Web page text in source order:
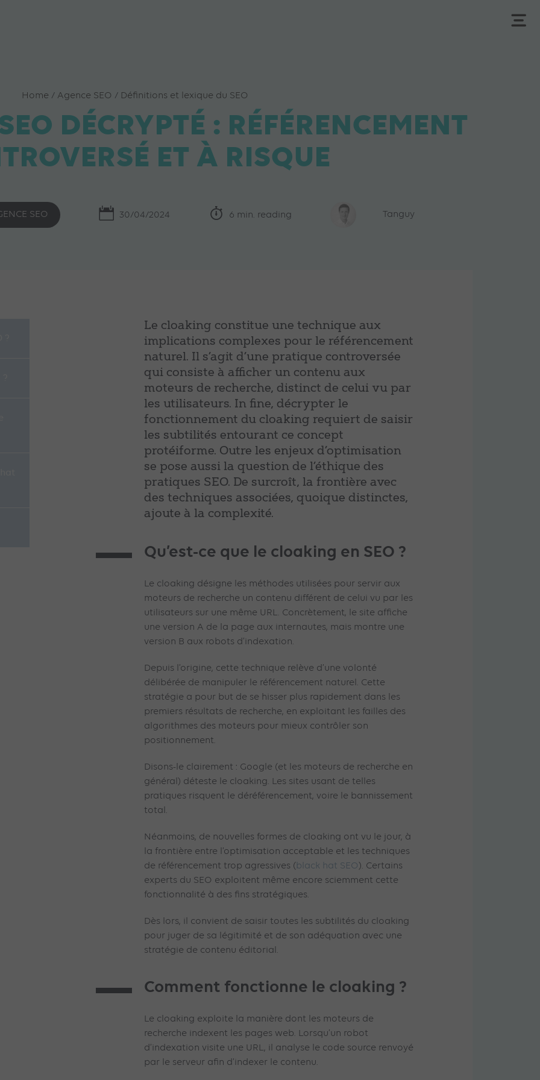
Home / Agence SEO / Définitions et lexique du SEO
DÉCRYPTÉ : RÉFÉRENCEMENT
ET À RISQUE
SEO 30/04/2024 6 min. reading Tanguy
Le cloaking constitue une technique aux
implications complexes pour le référencement
naturel. Il s’agit d’une pratique controversée
qui consiste à afficher un contenu aux
moteurs de recherche, distinct de celui vu par
les utilisateurs. In fine, décrypter le
fonctionnement du cloaking requiert de saisir
les subtilités entourant ce concept
protéiforme. Outre les enjeux d’optimisation
se pose aussi la question de l’éthique des
pratiques SEO. De surcroît, la frontière avec
des techniques associées, quoique distinctes,
ajoute à la complexité.
Qu’est-ce que le cloaking en SEO ?
Le cloaking désigne les méthodes utilisées pour servir aux
moteurs de recherche un contenu différent de celui vu par les
utilisateurs sur une même URL. Concrètement, le site affiche
une version A de la page aux internautes, mais montre une
version B aux robots d’indexation.
Depuis l’origine, cette technique relève d’une volonté
délibérée de manipuler le référencement naturel. Cette
stratégie a pour but de se hisser plus rapidement dans les
premiers résultats de recherche, en exploitant les failles des
algorithmes des moteurs pour mieux contrôler son
positionnement.
Disons-le clairement : Google (et les moteurs de recherche en
général) déteste le cloaking. Les sites usant de telles
pratiques risquent le déréférencement, voire le bannissement
total.
Néanmoins, de nouvelles formes de cloaking ont vu le jour, à
la frontière entre l’optimisation acceptable et les techniques
de référencement trop agressives ( black hat SEO). Certains
experts du SEO exploitent même encore sciemment cette
fonctionnalité à des fins stratégiques.
Dès lors, il convient de saisir toutes les subtilités du cloaking
pour juger de sa légitimité et de son adéquation avec une
stratégie de contenu éditorial.
Comment fonctionne le cloaking ?
Le cloaking exploite la manière dont les moteurs de
recherche indexent les pages web. Lorsqu’un robot
d’indexation visite une URL, il analyse le code source renvoyé
par le serveur afin d’indexer le contenu.